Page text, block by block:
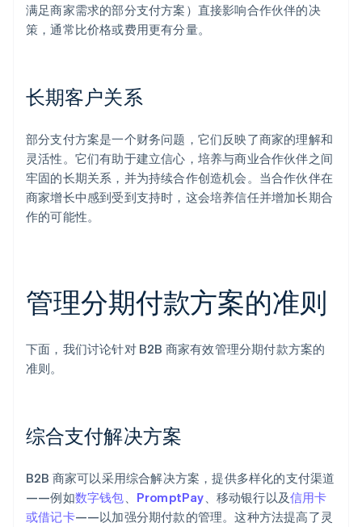
满足商家需求的部分支付方案）直接影响合作伙伴的决
策，通常比价格或费用更有分量。
长期客户关系
部分支付方案是一个财务问题，它们反映了商家的理解和
灵活性。它们有助于建立信心，培养与商业合作伙伴之间
牢固的长期关系，并为持续合作创造机会。当合作伙伴在
商家增长中感到受到支持时，这会培养信任并增加长期合
作的可能性。
管理分期付款方案的准则
下面，我们讨论针对 B2B 商家有效管理分期付款方案的
准则。
综合支付解决方案
B2B 商家可以采用综合解决方案，提供多样化的支付渠道
——例如数字钱包、 PromptPay、移动银行以及信用卡
或借记卡——以加强分期付款的管理。这种方法提高了灵